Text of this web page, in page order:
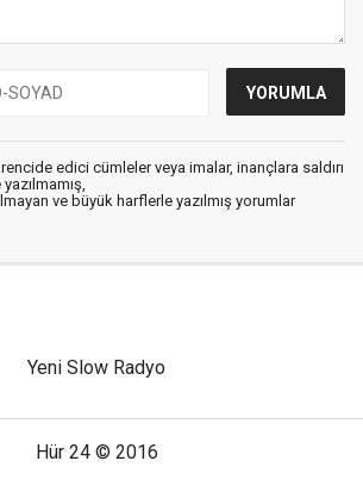
edici cümleler veya imalar, inançlara saldırı
ve büyük harflerle yazılmış yorumlar
Yeni Slow Radyo
Hür 24 © 2016